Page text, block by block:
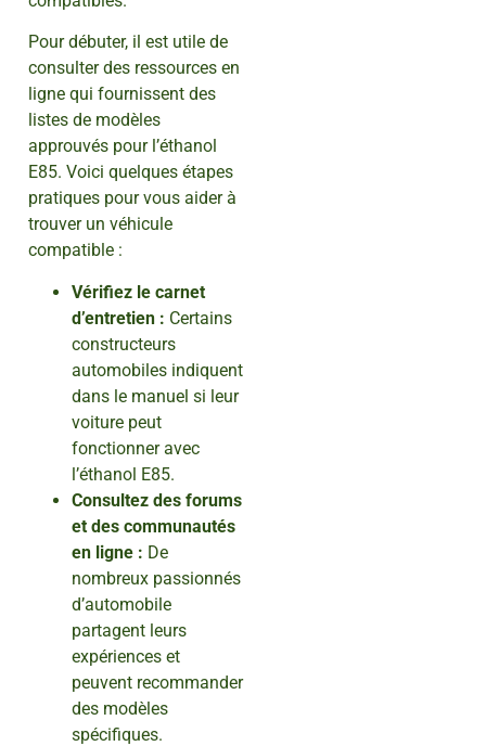
Pour débuter, il est utile de
consulter des ressources en
ligne qui fournissent des
listes de modèles
approuvés pour l’éthanol
E85. Voici quelques étapes
pratiques pour vous aider à
trouver un véhicule
compatible :
Vérifiez le carnet
d’entretien : Certains
constructeurs
automobiles indiquent
dans le manuel si leur
voiture peut
fonctionner avec
l’éthanol E85.
Consultez des forums
et des communautés
en ligne : De
nombreux passionnés
d’automobile
partagent leurs
expériences et
peuvent recommander
des modèles
spécifiques.